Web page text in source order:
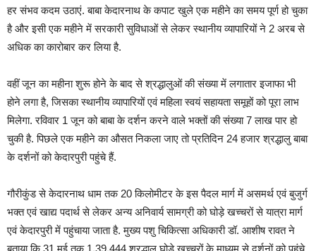
हर संभव कदम उठाएं. बाबा केदारनाथ के कपाट खुले एक महीने का समय पूर्ण हो चुका
है और इसी एक महीने में सरकारी सुविधाओं से लेकर स्थानीय व्यापारियों ने 2 अरब से
अधिक का कारोबार कर लिया है.
वहीं जून का महीना शुरू होने के बाद से श्रद्धालुओं की संख्या में लगातार इजाफा भी
होने लगा है, जिसका स्थानीय व्यापारियों एवं महिला स्वयं सहायता समूहों को पूरा लाभ
मिलेगा. रविवार 1 जून को बाबा के दर्शन करने वाले भक्तों की संख्या 7 लाख पार हो
चुकी है. पिछले एक महीने का औसत निकला जाए तो प्रतिदिन 24 हजार श्रद्धालु बाबा
के दर्शनों को केदारपुरी पहुंचे हैं.
गौरीकुंड से केदारनाथ धाम तक 20 किलोमीटर के इस पैदल मार्ग में असमर्थ एवं बुजुर्ग
भक्त एवं खाद्य पदार्थ से लेकर अन्य अनिवार्य सामग्री को घोड़े खच्चरों से यात्रा मार्ग
एवं केदारपुरी में पहुंचाया जाता है. मुख्य पशु चिकित्सा अधिकारी डॉ. आशीष रावत ने
बताया कि 31 मई तक 1,39,444 श्रद्धालु घोड़े खच्चरों के माध्यम से दर्शनों को पहुंचे